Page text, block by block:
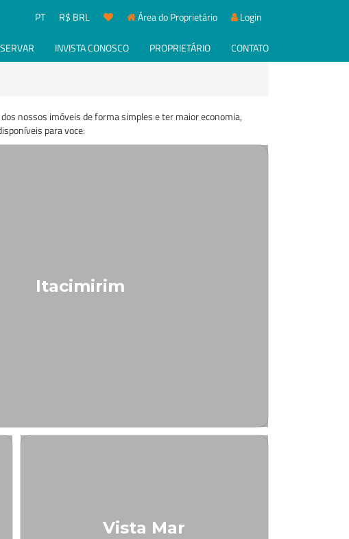
PT R$ BRL Área do Proprietário Login
INVISTA CONOSCO PROPRIETÁRIO CONTATO
nossos imóveis de forma simples e ter maior economia,
para voce:
Itacimirim
Vista Mar